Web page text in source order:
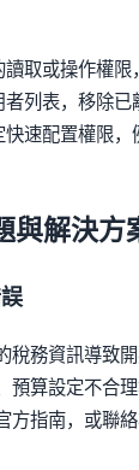
讀取或操作權限
者列表，移除已
快速配置權限，
與解決方
稅務資訊導致
預算設定不合
方指南，或聯